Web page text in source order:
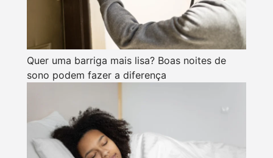
Quer uma barriga mais lisa? Boas noites de
sono podem fazer a diferença